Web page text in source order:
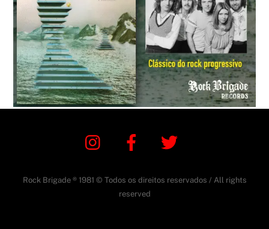
Instagram Facebook
Rock Brigade ® 1981 © Todos os direitos reservados / All rights
reserved